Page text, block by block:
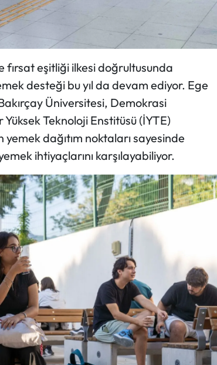
fırsat eşitliği ilkesi doğrultusunda
desteği bu yıl da devam ediyor. Ege
Üniversitesi, Demokrasi
Teknoloji Enstitüsü (İYTE)
dağıtım noktaları sayesinde
ihtiyaçlarını karşılayabiliyor.